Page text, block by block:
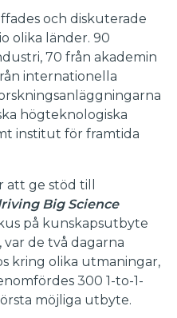
och diskuterade
olika länder. 90
70 från akademin
internationella
högteknologiska
institut för framtida
att ge stöd till
Big Science
på kunskapsutbyte
de två dagarna
kring olika utmaningar,
300 1-to-1-
möjliga utbyte.